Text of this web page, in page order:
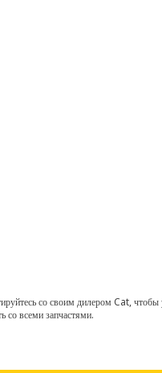
со своим дилером Cat, чтобы
со всеми запчастями.